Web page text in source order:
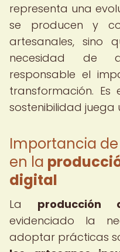
representa una
se producen y
artesanales, sino
necesidad de
responsable el
transformación.
sostenibilidad juega
Importancia
en la
digital
La producción
evidenciado la
adoptar prácticas